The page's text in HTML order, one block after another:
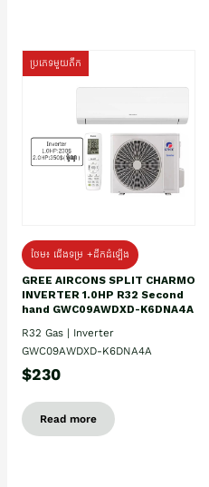
ប្រភេទមួយតឹក
ថែម៖ ជើងទម្រ +ដឹកដំឡើង
GREE AIRCONS SPLIT CHARMO
INVERTER 1.0HP R32 Second
hand GWC09AWDXD-K6DNA4A
R32 Gas | Inverter
GWC09AWDXD-K6DNA4A
$230
Read more